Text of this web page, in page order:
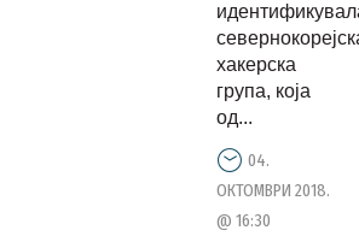
хакерска
група, која
од...
04.
ОКТОМВРИ 2018.
@ 16:30